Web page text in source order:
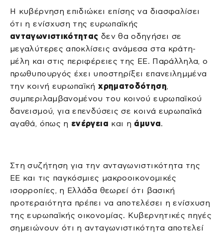
Η κυβέρνηση επιδιώκει επίσης να διασφαλίσει
ότι η ενίσχυση της ευρωπαϊκής
ανταγωνιστικότητας δεν θα οδηγήσει σε
μεγαλύτερες αποκλίσεις ανάμεσα στα κράτη-
μέλη και στις περιφέρειες της ΕΕ. Παράλληλα, ο
πρωθυπουργός έχει υποστηρίξει επανειλημμένα
την κοινή ευρωπαϊκήχρηματοδότηση,
συμπεριλαμβανομένου του κοινού ευρωπαϊκού
δανεισμού, για επενδύσεις σε κοινά ευρωπαϊκά
αγαθά, όπως η ενέργεια και η άμυνα.
Στη συζήτηση για την ανταγωνιστικότητα της
ΕΕ και τις παγκόσμιες μακροοικονομικές
ισορροπίες, η Ελλάδα θεωρεί ότι βασική
προτεραιότητα πρέπει να αποτελέσει η ενίσχυση
της ευρωπαϊκής οικονομίας. Κυβερνητικές πηγές
σημειώνουν ότι η ανταγωνιστικότητα αποτελεί